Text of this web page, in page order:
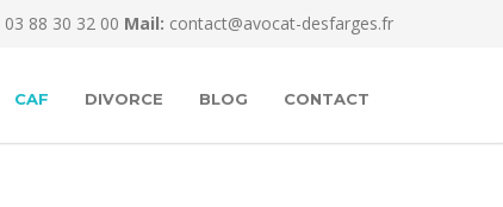
03 88 30 32 00 Mail: contact@avocat-desfarges.fr
CAF DIVORCE BLOG CONTACT